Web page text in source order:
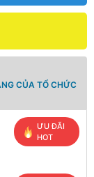
CỦA TỔ CHỨC
ƯU ĐÃI
HOT